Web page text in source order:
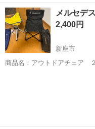
えるのでは無いでしょうか？ 写真に無いものもあるので、取りに来て
頂けばお好きなものをお譲り致します。 当方在宅時
ますが、不在時はセルフで持...
埼玉 新座市 新座駅
メルセデ
2,400円
新座市
商品名：アウトドアチェア ２脚 サイズ 黒色→座るところまで